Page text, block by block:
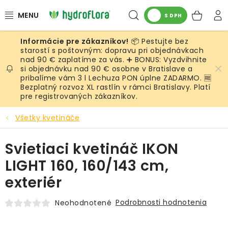
na
Hľadať
S DPH
RASTLINY
UMELÉ RASTLINY
KVETINÁČE
SUBSTRÁTY A PRÍSLUŠENSTVO
SERVIS INTERIÉROVEJ ZELENE
MACHY
ŽIVÉ STENY
📦 Pestujte bez
starostí s poštovným: dopravu pri objednávkach
nad 90 € zaplatíme za vás. ➕ BONUS: Vyzdvihnite
si objednávku nad 90 € osobne v Bratislave a
pribalíme vám 3 l Lechuza PON úplne ZADARMO. 🆓
Bezplatný rozvoz XL rastlín v rámci Bratislavy. Platí
pre registrovaných zákazníkov.
Všetky kvetináče
Svietiaci kvetináč IKON
LIGHT 160, 160/143 cm,
exteriér
Neohodnotené Podrobnosti hodnotenia